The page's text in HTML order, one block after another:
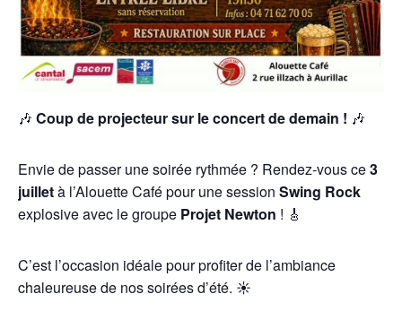
🎶 Coup de projecteur sur le concert de demain ! 🎶
Envie de passer une soirée rythmée ? Rendez-vous ce3
juilletà l’Alouette Café pour une session Swing Rock
explosive avec le groupe Projet Newton ! 🎸
C’est l’occasion idéale pour profiter de l’ambiance
chaleureuse de nos soirées d’été. ☀️